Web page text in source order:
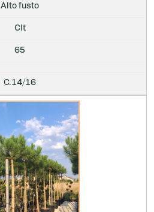
Alto fusto
Clt
65
C.14/16